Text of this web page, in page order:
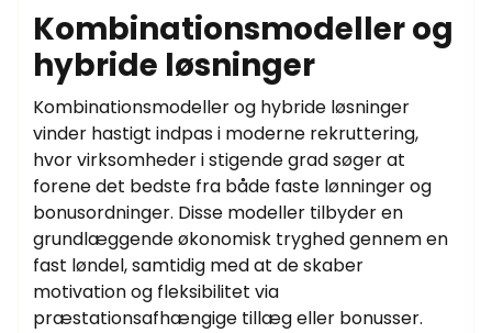
Kombinationsmodeller og
hybride løsninger
Kombinationsmodeller og hybride løsninger
vinder hastigt indpas i moderne rekruttering,
hvor virksomheder i stigende grad søger at
forene det bedste fra både faste lønninger og
bonusordninger. Disse modeller tilbyder en
grundlæggende økonomisk tryghed gennem en
fast løndel, samtidig med at de skaber
motivation og fleksibilitet via
præstationsafhængige tillæg eller bonusser.